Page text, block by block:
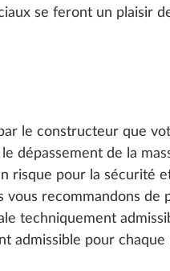
Y compris 20% TVA,
Attention :Les
peuvent
mobilier d’autres
recommandés
Sous réserve de
d’équipement,
se feront un plaisir
le constructeur que
dépassement de la
risque pour la sécurité
vous recommandons de
techniquement
admissible pour chaque